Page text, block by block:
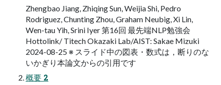
Zhengbao Jiang, Zhiqing Sun, Weijia Shi, Pedro
Rodriguez, Chunting Zhou, Graham Neubig, Xi Lin,
Wen-tau Yih, Srini Iyer 第16回 最先端NLP勉強会
Hottolink/ Titech Okazaki Lab/AIST: Sakae Mizuki
2024-08-25 ※ スライド中の図表・数式は，断りのな
いかぎり本論文からの引用です
概要 2